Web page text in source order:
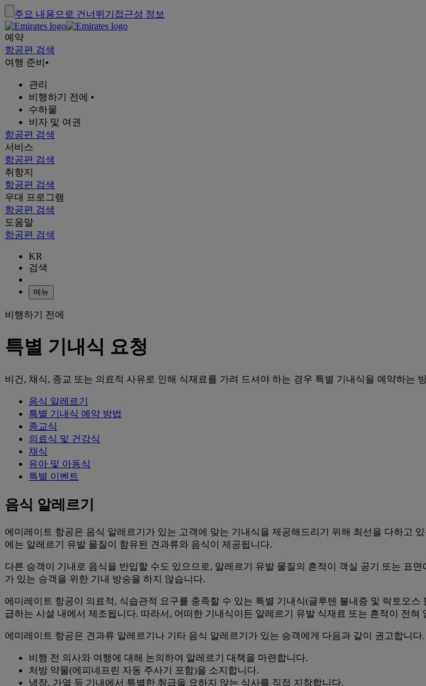
주요 내용으로 건너뛰기 접근성 정보
예약
항공편 검색
여행 준비 •
관리
비행하기 전에 •
수하물
비자 및 여권
항공편 검색
서비스
항공편 검색
취항지
항공편 검색
우대 프로그램
항공편 검색
도움말
항공편 검색
KR
검색
메뉴
비행하기 전에
특별 기내식 요청
비건, 채식, 종교 또는 의료적 사유로 인해 식재료를 가려 드셔야 하는 경우 특별 기내식을 예약하는
음식 알레르기
특별 기내식 예약 방법
종교식
의료식 및 건강식
채식
유아 및 아동식
특별 이벤트
음식 알레르기
에미레이트 항공은 음식 알레르기가 있는 고객에 맞는 기내식을 제공해드리기 위해 최선을 다하고
에는 알레르기 유발 물질이 함유된 견과류와 음식이 제공됩니다.
다른 승객이 기내로 음식을 반입할 수도 있으므로, 알레르기 유발 물질의 흔적이 객실 공기 또는 표
가 있는 승객을 위한 기내 방송을 하지 않습니다.
에미레이트 항공이 의료적, 식습관적 요구를 충족할 수 있는 특별 기내식(글루텐 불내증 및 락토오
급하는 시설 내에서 제조됩니다. 따라서, 어떠한 기내식이든 알레르기 유발 식재료 또는 흔적이 전혀
에미레이트 항공은 견과류 알레르기나 기타 음식 알레르기가 있는 승객에게 다음과 같이 권고합니다.
비행 전 의사와 여행에 대해 논의하여 알레르기 대책을 마련합니다.
처방 약물(에피네프린 자동 주사기 포함)을 소지합니다.
냉장, 가열 등 기내에서 특별한 취급을 요하지 않는 식사를 직접 지참합니다.